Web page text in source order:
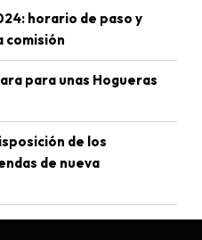
horario de paso y
comisión
para unas Hogueras
de los
de nueva